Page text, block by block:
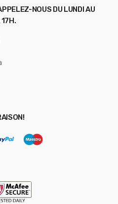
NOUS DU LUNDI AU
17H.